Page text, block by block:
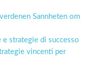
Sannheten om
e strategie di successo
vincenti per